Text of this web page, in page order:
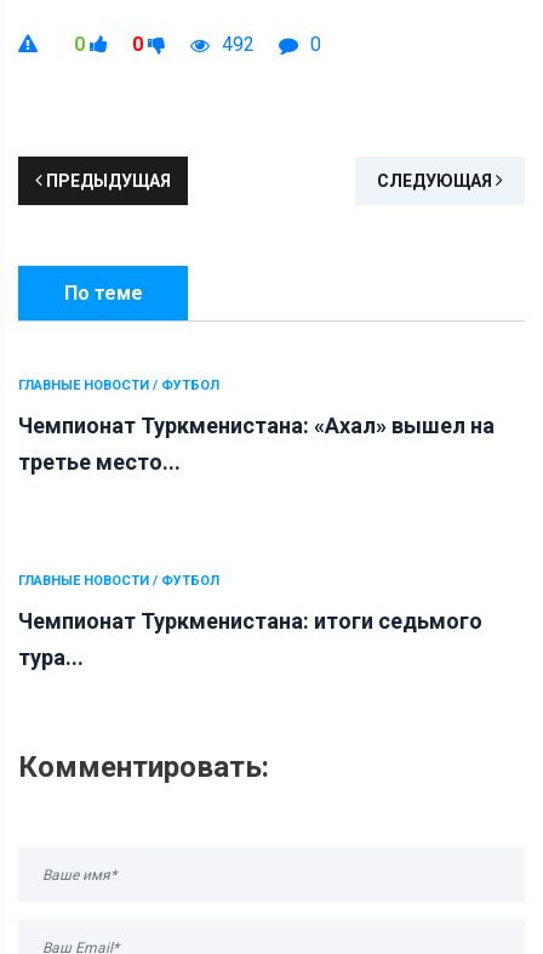
0 0 492 0
ПРЕДЫДУЩАЯ СЛЕДУЮЩАЯ
По теме
ГЛАВНЫЕ НОВОСТИ / ФУТБОЛ
Чемпионат Туркменистана: «Ахал» вышел на
третье место...
ГЛАВНЫЕ НОВОСТИ / ФУТБОЛ
Чемпионат Туркменистана: итоги седьмого
тура...
Комментировать: